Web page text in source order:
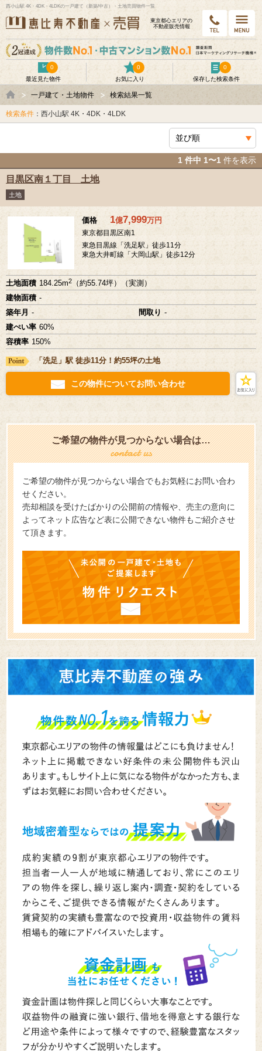
西小山駅 4K・4DK・4LDKの一戸建て（新築/中古）・土地売買物件一覧
東京都⼼エリアの
不動産販売情報
最近見た物件
0
お気に入り
0
保存した検索条件
0
一戸建て・土地物件 検索結果一覧
検索条件 ：西小山駅 4K・4DK・4LDK
1 件中 1〜1 件を表示
目黒区南１丁目 土地
土地
価格 1億7,999万円
東京都目黒区南1
東急目黒線「洗足駅」徒歩11分
東急大井町線「大岡山駅」徒歩12分
土地面積 184.25m2
（約55.74坪）（実測）
建物面積 -
築年月 - 間取り -
建ぺい率 60%
容積率 150%
「洗足」駅 徒歩11分！約55坪の土地
この物件についてお問い合わせ
ご希望の物件が見つからない場合は…
ご希望の物件が見つからない場合でもお気軽にお問い合わ
せください。
売却相談を受けたばかりの公開前の情報や、売主の意向に
よってネット広告など表に公開できない物件もご紹介させ
て頂きます。